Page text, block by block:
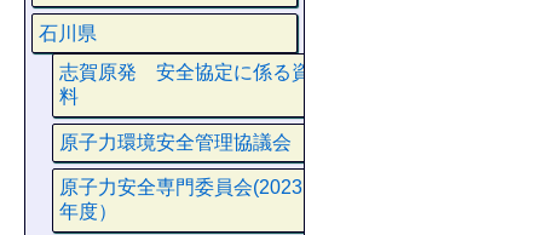
石川県
志賀原発 安全協定に係る資
料
原子力環境安全管理協議会
原子力安全専門委員会(2023
年度）